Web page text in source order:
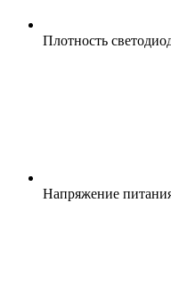
Плотность
Напряжение